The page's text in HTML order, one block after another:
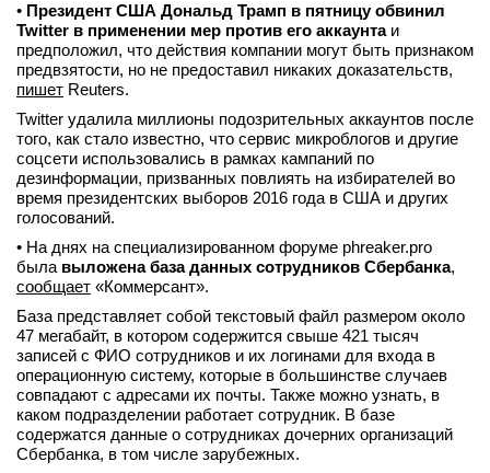
• Президент США Дональд Трамп в пятницу обвинил
Twitter в применении мер против его аккаунтаи
предположил, что действия компании могут быть признаком
предвзятости, но не предоставил никаких доказательств,
пишет Reuters.
Twitter удалила миллионы подозрительных аккаунтов после
того, как стало известно, что сервис микроблогов и другие
соцсети использовались в рамках кампаний по
дезинформации, призванных повлиять на избирателей во
время президентских выборов 2016 года в США и других
голосований.
• На днях на специализированном форуме phreaker.pro
была выложена база данных сотрудников Сбербанка,
сообщает «Коммерсант».
База представляет собой текстовый файл размером около
47 мегабайт, в котором содержится свыше 421 тысяч
записей с ФИО сотрудников и их логинами для входа в
операционную систему, которые в большинстве случаев
совпадают с адресами их почты. Также можно узнать, в
каком подразделении работает сотрудник. В базе
содержатся данные о сотрудниках дочерних организаций
Сбербанка, в том числе зарубежных.